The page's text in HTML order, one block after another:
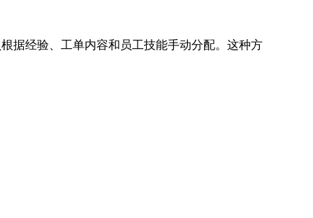
据经验、工单内容和员工技能手动分配。这种方